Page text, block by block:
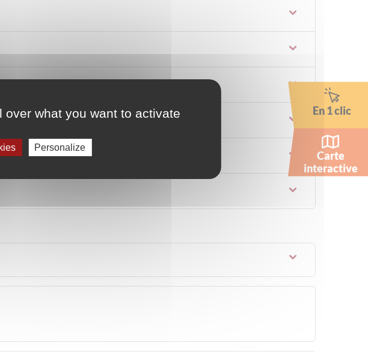
En 1 clic
Carte
interactive
over what you want to activate
Personalize